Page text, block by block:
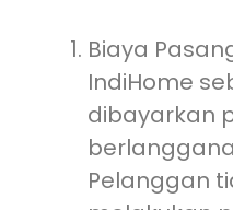
Biaya
IndiHome
dibayarkan
Pelanggan